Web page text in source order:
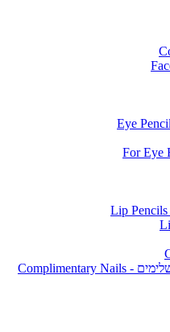
מוצרי ציפורניים משלימים - Complimentary Nails